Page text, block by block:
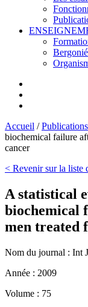
Accueil /Publications
biochemical failure
cancer
< Revenir sur la liste
A statistical
biochemical
men treated
Nom du journal : Int
Année : 2009
Volume : 75